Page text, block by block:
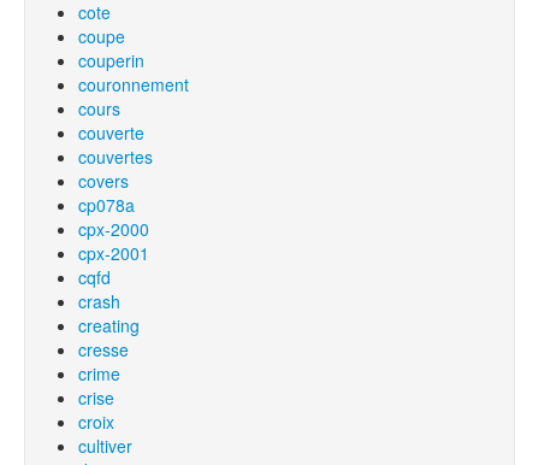
cote
coupe
couperin
couronnement
cours
couverte
couvertes
covers
cp078a
cpx-2000
cpx-2001
cqfd
crash
creating
cresse
crime
crise
croix
cultiver